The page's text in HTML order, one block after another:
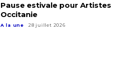
Pause estivale pour Artistes
Occitanie
A la une 28 juillet 2026